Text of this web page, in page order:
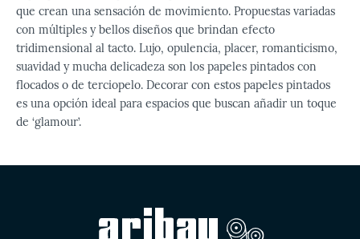
que crean una sensación de movimiento. Propuestas variadas
con múltiples y bellos diseños que brindan efecto
tridimensional al tacto. Lujo, opulencia, placer, romanticismo,
suavidad y mucha delicadeza son los papeles pintados con
flocados o de terciopelo. Decorar con estos papeles pintados
es una opción ideal para espacios que buscan añadir un toque
de ‘glamour’.